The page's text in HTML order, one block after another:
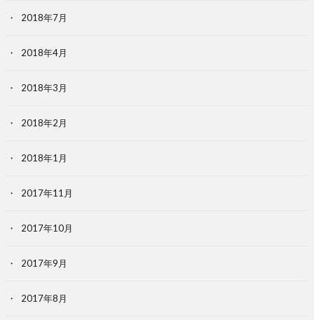
2018年7月
2018年4月
2018年3月
2018年2月
2018年1月
2017年11月
2017年10月
2017年9月
2017年8月